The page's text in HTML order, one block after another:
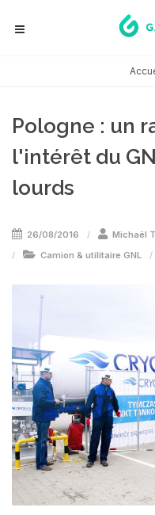
Pologne : un
l'intérêt du
lourds
26/08/2016
Michaël
Camion & utilitaire GNL